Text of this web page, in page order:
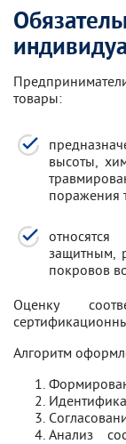
товары:
высоты,
поражения
защитным,
покровов
Оценку
Алгоритм
Анализ